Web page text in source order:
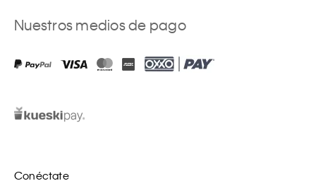
Nuestros medios de pago
Conéctate